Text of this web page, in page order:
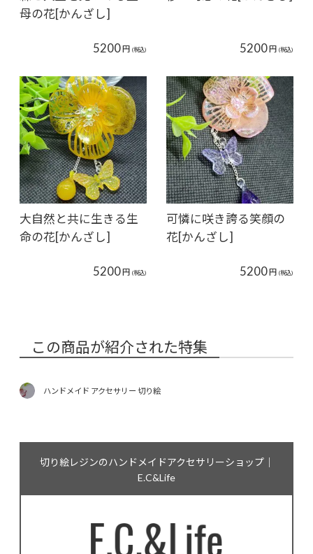
母の花[かんざし]
5200円 (税込) 5200円 (税込)
大自然と共に生きる生
命の花[かんざし]
5200円 (税込)
可憐に咲き誇る笑顔の
花[かんざし]
5200円 (税込)
この商品が紹介された特集
ハンドメイド アクセサリー 切り絵
切り絵レジンのハンドメイドアクセサリーショップ｜
E.C&Life